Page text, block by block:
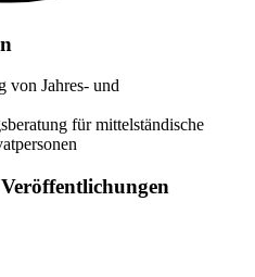
von Jahres- und
für mittelständische